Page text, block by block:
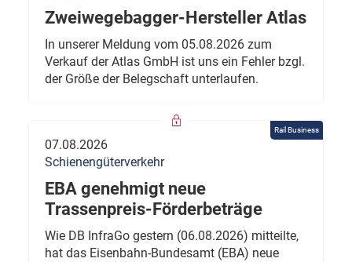
Zweiwegebagger-Hersteller Atlas
In unserer Meldung vom 05.08.2026 zum
Verkauf der Atlas GmbH ist uns ein Fehler bzgl.
der Größe der Belegschaft unterlaufen.
Rail Business
07.08.2026
Schienengüterverkehr
EBA genehmigt neue
Trassenpreis-Förderbeträge
Wie DB InfraGo gestern (06.08.2026) mitteilte,
hat das Eisenbahn-Bundesamt (EBA) neue